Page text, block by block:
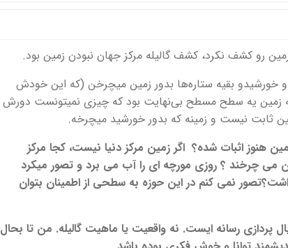
رو کشف نکرد، کشف گالیله مرکز جهان نبودن زمین بود.
خورشیدو بقیه ستاره‌ها بدور زمین میچرخن (که این خودش
زمین یه سطح مسطح بی‌نهایت بود که چیزی نمیتونست دورش
ثابت نیست و زمینه که بدور خورشید میچرخه.
هنوز اثبات شده؟ اگر زمین مرکز دنیا نیست، کجا مرکز
می چرخند ؟ روزی مورچه ای را آب می برد و تصور میکرد
نمی کنم در این حوزه به سطحی از اطمینان بتوان
رسانه ایست. نه واقعیت یا ماهیت گالیله. من تا بحال